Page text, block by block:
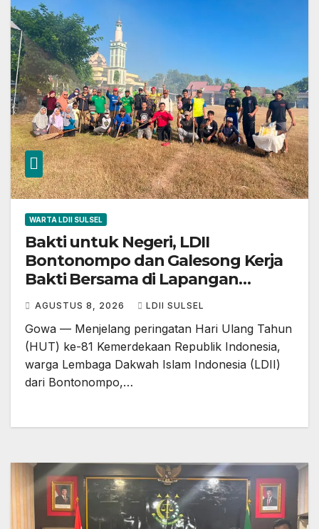
WARTA LDII SULSEL
Bakti untuk Negeri, LDII
Bontonompo dan Galesong Kerja
Bakti Bersama di Lapangan
Barembeng
AGUSTUS 8, 2026 LDII SULSEL
Gowa — Menjelang peringatan Hari Ulang Tahun
(HUT) ke-81 Kemerdekaan Republik Indonesia,
warga Lembaga Dakwah Islam Indonesia (LDII)
dari Bontonompo,…